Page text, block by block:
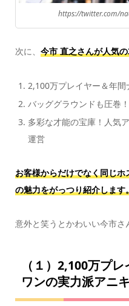
https://twitter.com/
次に、 今市 直之さんが人気
2,100万プレイヤー＆年
バッググラウンドも圧巻
多彩な才能の宝庫！人気
運営
お客様からだけでなく同じ
の魅力をがっつり紹介します。
意外と笑うとかわいい今市さ
（１）2,100万プ
ワンの実力派アニキ